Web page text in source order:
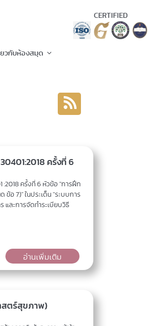
ยวกับห้องสมุด
CERTIFIED
ครั้งที่ 6
ครั้งที่ 6 หัวข้อ "การฝึก
ข้อ 7)" ในประเด็น "ระบบการ
และการจัดทำระเบียบวิธี
อ่านเพิ่มเติม
สตร์สุขภาพ)